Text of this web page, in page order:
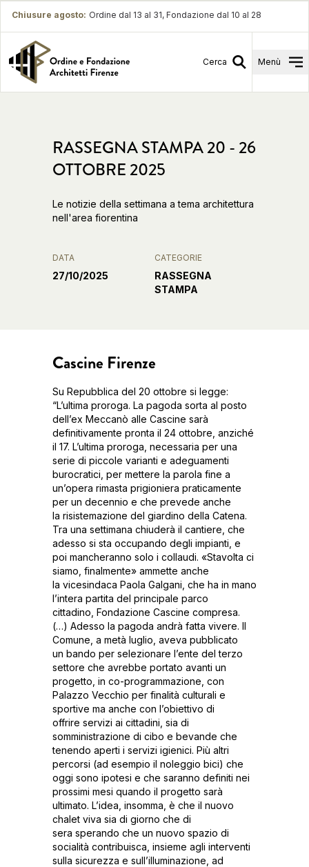
Chiusure agosto: Ordine dal 13 al 31, Fondazione dal 10 al 28
Cerca Menù
RASSEGNA STAMPA 20 - 26
OTTOBRE 2025
Le notizie della settimana a tema architettura
nell'area fiorentina
DATA
27/10/2025
CATEGORIE
RASSEGNA
STAMPA
Cascine Firenze
Su Repubblica del 20 ottobre si legge:
“L’ultima proroga. La pagoda sorta al posto
dell’ex Meccanò alle Cascine sarà
definitivamente pronta il 24 ottobre, anziché
il 17. L’ultima proroga, necessaria per una
serie di piccole varianti e adeguamenti
burocratici, per mettere la parola fine a
un’opera rimasta prigioniera praticamente
per un decennio e che prevede anche
la risistemazione del giardino della Catena.
Tra una settimana chiuderà il cantiere, che
adesso si sta occupando degli impianti, e
poi mancheranno solo i collaudi. «Stavolta ci
siamo, finalmente» ammette anche
la vicesindaca Paola Galgani, che ha in mano
l’intera partita del principale parco
cittadino, Fondazione Cascine compresa.
(…) Adesso la pagoda andrà fatta vivere. Il
Comune, a metà luglio, aveva pubblicato
un bando per selezionare l’ente del terzo
settore che avrebbe portato avanti un
progetto, in co-programmazione, con
Palazzo Vecchio per finalità culturali e
sportive ma anche con l’obiettivo di
offrire servizi ai cittadini, sia di
somministrazione di cibo e bevande che
tenendo aperti i servizi igienici. Più altri
percorsi (ad esempio il noleggio bici) che
oggi sono ipotesi e che saranno definiti nei
prossimi mesi quando il progetto sarà
ultimato. L’idea, insomma, è che il nuovo
chalet viva sia di giorno che di
sera sperando che un nuovo spazio di
socialità contribuisca, insieme agli interventi
sulla sicurezza e sull’illuminazione, ad